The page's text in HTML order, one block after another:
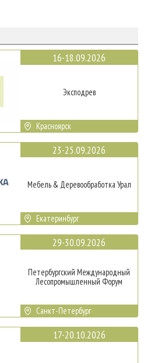
16-18.09.2026
Эксподрев
Красноярск
23-25.09.2026
Мебель & Деревообработка Урал
Екатеринбург
29-30.09.2026
Петербургский Международный
Лесопромышленный Форум
Санкт-Петербург
17-20.10.2026